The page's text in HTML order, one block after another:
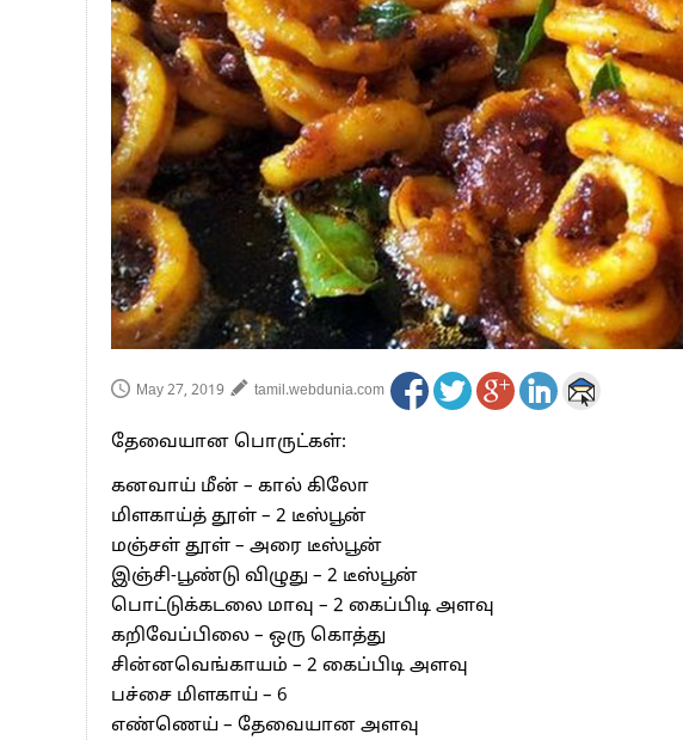
பாகிஸ்தானின் அணு ஆயுத மிரட்டலுக்கு அஞ்சமாட்டோம் –
மத்திய ஆசிரியர் தகுதித் தேர்வு: பட்டதாரிகள் அக்.16 வரை
தமிழக சட்டப்பேரவையில் காலியிடங்கள் 6 ஆக உயர்வு
May 27, 2019 tamil.webdunia.com
தேவையான பொருட்கள்:
கனவாய் மீன் – கால் கிலோ
மிளகாய்த் தூள் – 2 டீஸ்பூன்
மஞ்சள் தூள் – அரை டீஸ்பூன்
இஞ்சி-பூண்டு விழுது – 2 டீஸ்பூன்
பொட்டுக்கடலை மாவு – 2 கைப்பிடி அளவு
கறிவேப்பிலை – ஒரு கொத்து
சின்னவெங்காயம் – 2 கைப்பிடி அளவு
பச்சை மிளகாய் – 6
எண்ணெய் – தேவையான அளவு